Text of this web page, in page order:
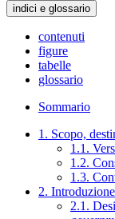
indici e glossario
contenuti
figure
tabelle
glossario
Sommario
1. Scopo,
1.1.
1.2.
1.3.
2.
2.1.